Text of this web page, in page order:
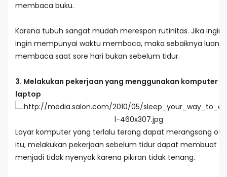
membaca buku.
Karena tubuh sangat mudah merespon rutinitas. Jika ingin
ingin mempunyai waktu membaca, maka sebaiknya
membaca saat sore hari bukan sebelum tidur.
3. Melakukan pekerjaan yang menggunakan komputer
laptop
Layar komputer yang terlalu terang dapat merangsang
itu, melakukan pekerjaan sebelum tidur dapat membuat
menjadi tidak nyenyak karena pikiran tidak tenang.